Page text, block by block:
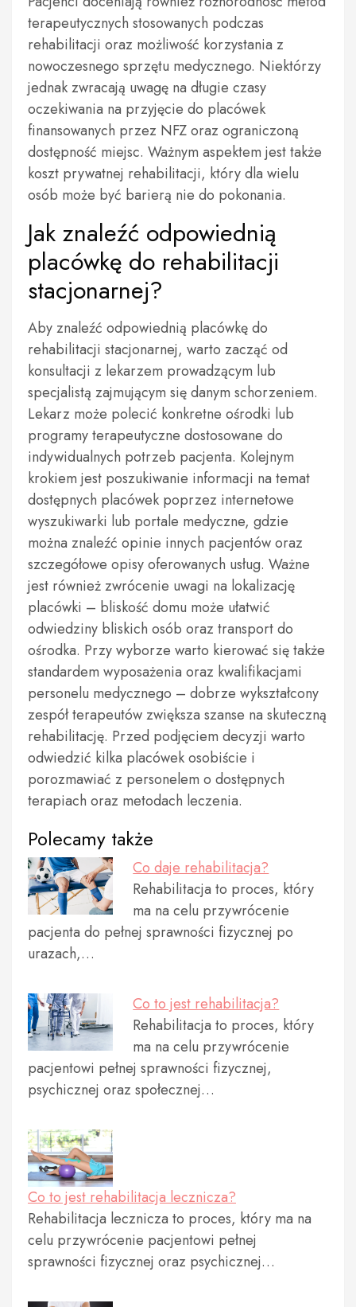
terapeutycznych stosowanych podczas
rehabilitacji oraz możliwość korzystania z
nowoczesnego sprzętu medycznego. Niektórzy
jednak zwracają uwagę na długie czasy
oczekiwania na przyjęcie do placówek
finansowanych przez NFZ oraz ograniczoną
dostępność miejsc. Ważnym aspektem jest także
koszt prywatnej rehabilitacji, który dla wielu
osób może być barierą nie do pokonania.
Jak znaleźć odpowiednią
placówkę do rehabilitacji
stacjonarnej?
Aby znaleźć odpowiednią placówkę do
rehabilitacji stacjonarnej, warto zacząć od
konsultacji z lekarzem prowadzącym lub
specjalistą zajmującym się danym schorzeniem.
Lekarz może polecić konkretne ośrodki lub
programy terapeutyczne dostosowane do
indywidualnych potrzeb pacjenta. Kolejnym
krokiem jest poszukiwanie informacji na temat
dostępnych placówek poprzez internetowe
wyszukiwarki lub portale medyczne, gdzie
można znaleźć opinie innych pacjentów oraz
szczegółowe opisy oferowanych usług. Ważne
jest również zwrócenie uwagi na lokalizację
placówki – bliskość domu może ułatwić
odwiedziny bliskich osób oraz transport do
ośrodka. Przy wyborze warto kierować się także
standardem wyposażenia oraz kwalifikacjami
personelu medycznego – dobrze wykształcony
zespół terapeutów zwiększa szanse na skuteczną
rehabilitację. Przed podjęciem decyzji warto
odwiedzić kilka placówek osobiście i
porozmawiać z personelem o dostępnych
terapiach oraz metodach leczenia.
Polecamy także
Co daje rehabilitacja?
Rehabilitacja to proces, który
ma na celu przywrócenie
pacjenta do pełnej sprawności fizycznej po
urazach,…
Co to jest rehabilitacja?
Rehabilitacja to proces, który
ma na celu przywrócenie
pacjentowi pełnej sprawności fizycznej,
psychicznej oraz społecznej…
Co to jest rehabilitacja lecznicza?
Rehabilitacja lecznicza to proces, który ma na
celu przywrócenie pacjentowi pełnej
sprawności fizycznej oraz psychicznej…